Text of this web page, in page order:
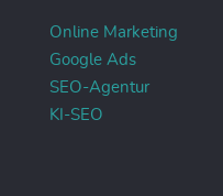
Online Marketing
Google Ads
SEO-Agentur
KI-SEO